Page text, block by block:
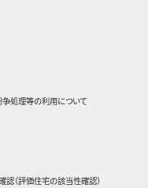
処理等の利用について
認（評価住宅の該当性確認）